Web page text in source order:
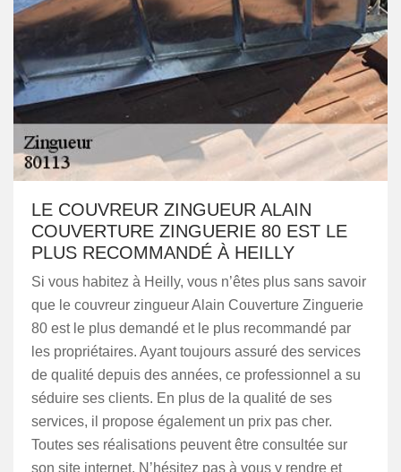
LE COUVREUR ZINGUEUR ALAIN
COUVERTURE ZINGUERIE 80 EST LE
PLUS RECOMMANDÉ À HEILLY
Si vous habitez à Heilly, vous n’êtes plus sans savoir
que le couvreur zingueur Alain Couverture Zinguerie
80 est le plus demandé et le plus recommandé par
les propriétaires. Ayant toujours assuré des services
de qualité depuis des années, ce professionnel a su
séduire ses clients. En plus de la qualité de ses
services, il propose également un prix pas cher.
Toutes ses réalisations peuvent être consultée sur
son site internet. N’hésitez pas à vous y rendre et